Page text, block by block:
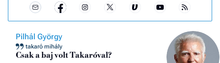
Pilhál György
takaró mihály
Csak a baj volt Takaróval?